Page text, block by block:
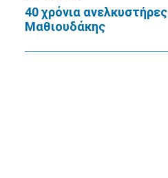
40 χρόνια ανελκυστήρες
Μαθιουδάκης